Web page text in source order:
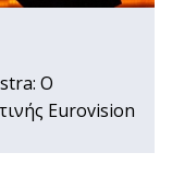
Ο
Εurovision